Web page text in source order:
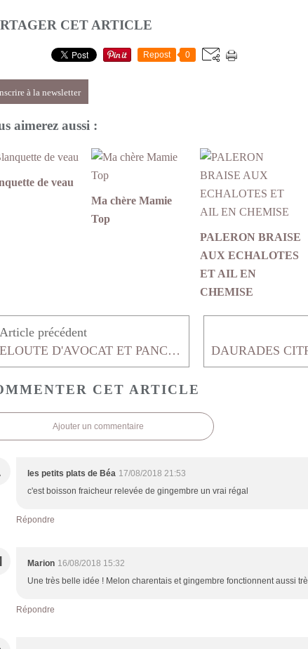
CET ARTICLE
Repost 0
à la newsletter
aimerez aussi :
de veau
Ma chère Mamie
Top
PALERON BRAISE
AUX ECHALOTES
ET AIL EN
CHEMISE
VELOUTE D'AVOCAT ET PANCETTA GRILLEE
CET ARTICLE
Ajouter un commentaire
les petits plats de Béa 17/08/2018 21:53
c'est boisson fraicheur relevée de gingembre un vrai régal
Répondre
Marion 16/08/2018 15:32
Une très belle idée ! Melon charentais et gingembre fonctionnent aussi
Répondre